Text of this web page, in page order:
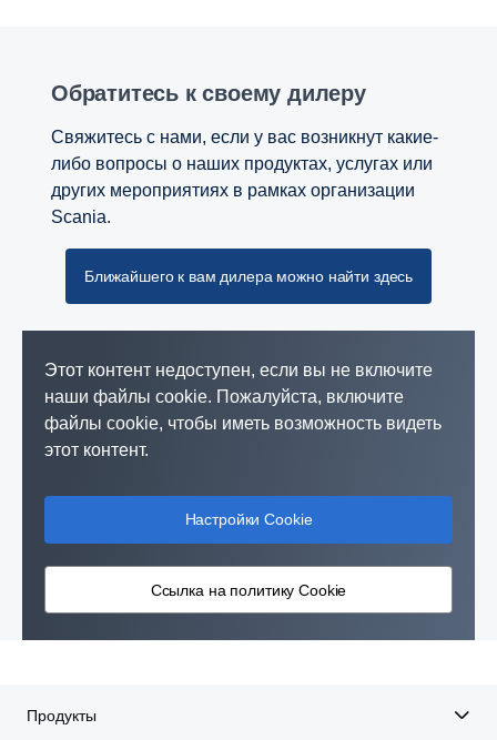
Обратитесь к своему дилеру
Свяжитесь с нами, если у вас возникнут какие-
либо вопросы о наших продуктах, услугах или
других мероприятиях в рамках организации
Scania.
Ближайшего к вам дилера можно найти здесь
Этот контент недоступен, если вы не включите
наши файлы cookie. Пожалуйста, включите
файлы cookie, чтобы иметь возможность видеть
этот контент.
Настройки Cookie
Ссылка на политику Cookie
Продукты